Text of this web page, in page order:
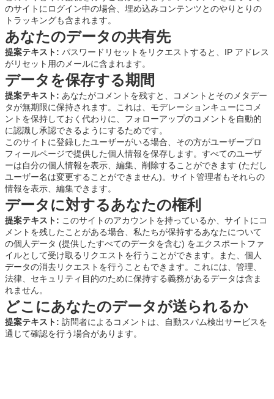
のサイトにログイン中の場合、埋め込みコンテンツとのやりとりの
トラッキングも含まれます。
あなたのデータの共有先
提案テキスト: パスワードリセットをリクエストすると、IP アドレス
がリセット用のメールに含まれます。
データを保存する期間
提案テキスト: あなたがコメントを残すと、コメントとそのメタデー
タが無期限に保持されます。これは、モデレーションキューにコメ
ントを保持しておく代わりに、フォローアップのコメントを自動的
に認識し承認できるようにするためです。
このサイトに登録したユーザーがいる場合、その方がユーザープロ
フィールページで提供した個人情報を保存します。すべてのユーザ
ーは自分の個人情報を表示、編集、削除することができます (ただし
ユーザー名は変更することができません)。サイト管理者もそれらの
情報を表示、編集できます。
データに対するあなたの権利
提案テキスト: このサイトのアカウントを持っているか、サイトにコ
メントを残したことがある場合、私たちが保持するあなたについて
の個人データ (提供したすべてのデータを含む) をエクスポートファ
イルとして受け取るリクエストを行うことができます。また、個人
データの消去リクエストを行うこともできます。これには、管理、
法律、セキュリティ目的のために保持する義務があるデータは含ま
れません。
どこにあなたのデータが送られるか
提案テキスト: 訪問者によるコメントは、自動スパム検出サービスを
通じて確認を行う場合があります。